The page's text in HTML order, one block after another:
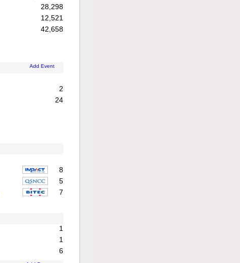
28,298
12,521
42,658
Add Event
2
24
8
5
7
1
1
6